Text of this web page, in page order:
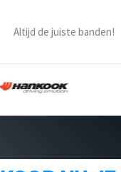
Altijd de juiste banden!